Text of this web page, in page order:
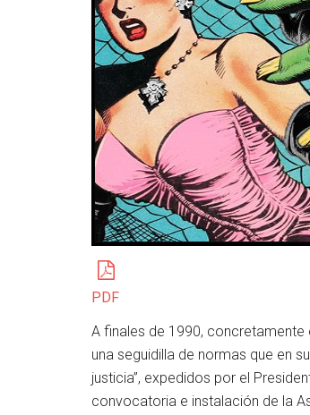
PDF
A finales de 1990,
una seguidilla de normas que en
justicia”, expedidos por el
convocatoria e instalación de la